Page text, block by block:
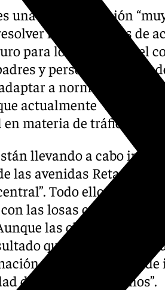
una transformación “muy
los problemas de
para los alumnos del
y personal docente
a normativa los
actualmente “suponen
materia de tráfico”,
llevando a cabo
las avenidas Retamar y
Todo ello, con la
las losas con un
las obras son
que se obtendrá
y modernización de
de vida de los vecinos”.